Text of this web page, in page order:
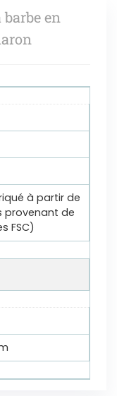
barbe en
à partir de
provenant de
FSC)